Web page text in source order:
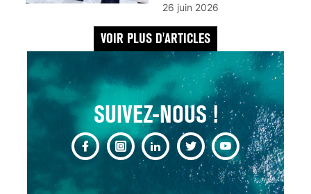
26 juin 2026
VOIR PLUS D'ARTICLES
SUIVEZ-NOUS !
POUR TOUTES LES
MALADIES
18 juil 2022
INSUFFISANCE
CARDIAQUE : LES
SIGNAUX D’ALERTE
AVANT… LA MORT